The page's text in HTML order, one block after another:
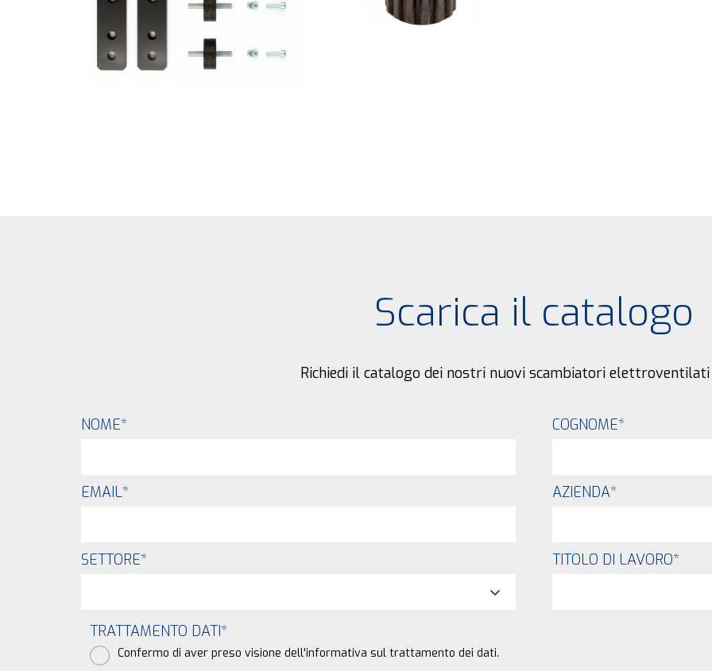
Scarica il catalogo
Richiedi il catalogo dei nostri nuovi scambiatori elettroventilati
NOME* COGNOME*
EMAIL* AZIENDA*
SETTORE* TITOLO DI LAVORO*
TRATTAMENTO DATI*
Confermo di aver preso visione dell'informativa sul trattamento dei dati.